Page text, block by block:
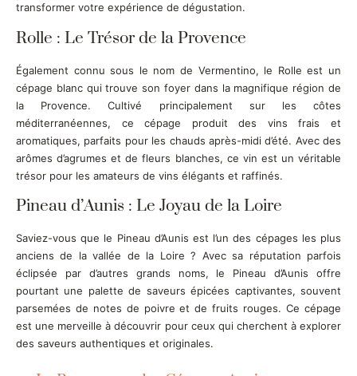
transformer votre expérience de dégustation.
Rolle : Le Trésor de la Provence
Également connu sous le nom de Vermentino, le Rolle est un
cépage blanc qui trouve son foyer dans la magnifique région de
la Provence. Cultivé principalement sur les côtes
méditerranéennes, ce cépage produit des vins frais et
aromatiques, parfaits pour les chauds après-midi d’été. Avec des
arômes d’agrumes et de fleurs blanches, ce vin est un véritable
trésor pour les amateurs de vins élégants et raffinés.
Pineau d’Aunis : Le Joyau de la Loire
Saviez-vous que le Pineau d’Aunis est l’un des cépages les plus
anciens de la vallée de la Loire ? Avec sa réputation parfois
éclipsée par d’autres grands noms, le Pineau d’Aunis offre
pourtant une palette de saveurs épicées captivantes, souvent
parsemées de notes de poivre et de fruits rouges. Ce cépage
est une merveille à découvrir pour ceux qui cherchent à explorer
des saveurs authentiques et originales.